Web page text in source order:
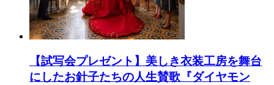
【試写会プレゼント】美しき衣装工房を舞台
にしたお針子たちの人生賛歌『ダイヤモン